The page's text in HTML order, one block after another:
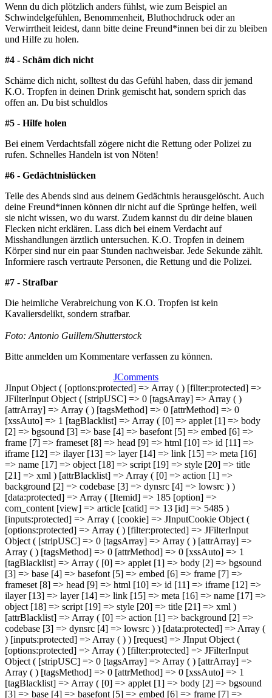
Wenn du dich plötzlich anders fühlst, wie zum Beispiel an
Schwindelgefühlen, Benommenheit, Bluthochdruck oder an
Verwirrtheit leidest, dann bitte deine Freund*innen bei dir zu bleiben
und Hilfe zu holen.
#4 - Schäm dich nicht
Schäme dich nicht, solltest du das Gefühl haben, dass dir jemand
K.O. Tropfen in deinen Drink gemischt hat, sondern sprich das
offen an. Du bist schuldlos
#5 - Hilfe holen
Bei einem Verdachtsfall zögere nicht die Rettung oder Polizei zu
rufen. Schnelles Handeln ist von Nöten!
#6 - Gedächtnislücken
Teile des Abends sind aus deinem Gedächtnis herausgelöscht. Auch
deine Freund*innen können dir nicht auf die Sprünge helfen, weil
sie nicht wissen, wo du warst. Zudem kannst du dir deine blauen
Flecken nicht erklären. Lass dich bei einem Verdacht auf
Misshandlungen ärztlich untersuchen. K.O. Tropfen in deinem
Körper sind nur ein paar Stunden nachweisbar. Jede Sekunde zählt.
Informiere rasch vertraute Personen, die Rettung und die Polizei.
#7 - Strafbar
Die heimliche Verabreichung von K.O. Tropfen ist kein
Kavaliersdelikt, sondern strafbar.
Foto: Antonio Guillem/Shutterstock
Bitte anmelden um Kommentare verfassen zu können.
JComments
JInput Object ( [options:protected] => Array ( ) [filter:protected] =>
JFilterInput Object ( [stripUSC] => 0 [tagsArray] => Array ( )
[attrArray] => Array ( ) [tagsMethod] => 0 [attrMethod] => 0
[xssAuto] => 1 [tagBlacklist] => Array ( [0] => applet [1] => body
[2] => bgsound [3] => base [4] => basefont [5] => embed [6] =>
frame [7] => frameset [8] => head [9] => html [10] => id [11] =>
iframe [12] => ilayer [13] => layer [14] => link [15] => meta [16]
=> name [17] => object [18] => script [19] => style [20] => title
[21] => xml ) [attrBlacklist] => Array ( [0] => action [1] =>
background [2] => codebase [3] => dynsrc [4] => lowsrc ) )
[data:protected] => Array ( [Itemid] => 185 [option] =>
com_content [view] => article [catid] => 13 [id] => 5485 )
[inputs:protected] => Array ( [cookie] => JInputCookie Object (
[options:protected] => Array ( ) [filter:protected] => JFilterInput
Object ( [stripUSC] => 0 [tagsArray] => Array ( ) [attrArray] =>
Array ( ) [tagsMethod] => 0 [attrMethod] => 0 [xssAuto] => 1
[tagBlacklist] => Array ( [0] => applet [1] => body [2] => bgsound
[3] => base [4] => basefont [5] => embed [6] => frame [7] =>
frameset [8] => head [9] => html [10] => id [11] => iframe [12] =>
ilayer [13] => layer [14] => link [15] => meta [16] => name [17] =>
object [18] => script [19] => style [20] => title [21] => xml )
[attrBlacklist] => Array ( [0] => action [1] => background [2] =>
codebase [3] => dynsrc [4] => lowsrc ) ) [data:protected] => Array (
) [inputs:protected] => Array ( ) ) [request] => JInput Object (
[options:protected] => Array ( ) [filter:protected] => JFilterInput
Object ( [stripUSC] => 0 [tagsArray] => Array ( ) [attrArray] =>
Array ( ) [tagsMethod] => 0 [attrMethod] => 0 [xssAuto] => 1
[tagBlacklist] => Array ( [0] => applet [1] => body [2] => bgsound
[3] => base [4] => basefont [5] => embed [6] => frame [7] =>